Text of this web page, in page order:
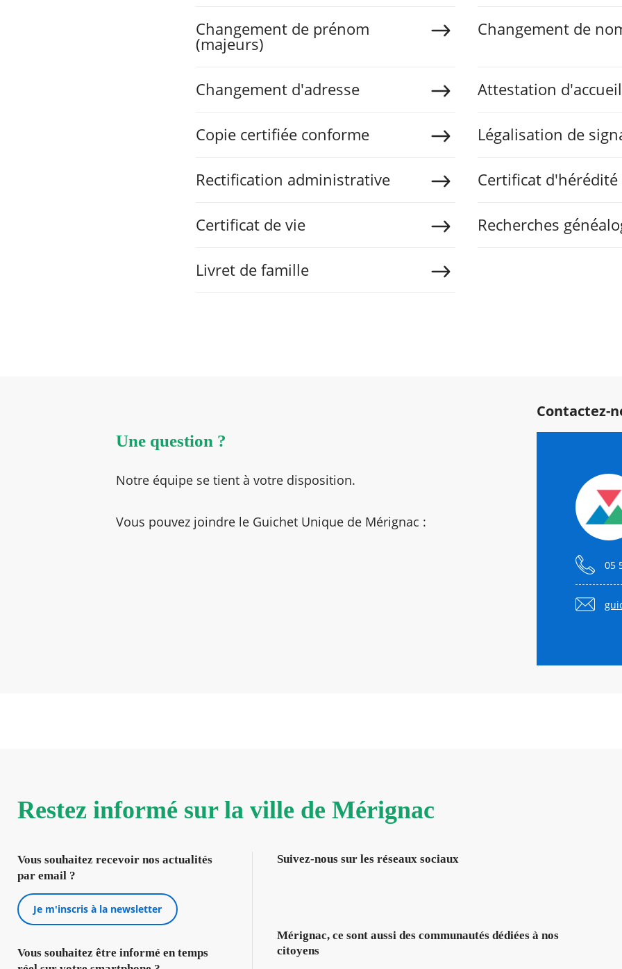
Changement de prénom
(majeurs)
Changement de
Changement d'adresse Attestation d'accueil
Copie certifiée conforme Légalisation de
Rectification administrative Certificat d'hérédité
Certificat de vie Recherches
Livret de famille
Une question ?
Notre équipe se tient à votre disposition.
Vous pouvez joindre le Guichet Unique de Mérignac :
Contactez-
05
Restez informé sur la ville de Mérignac
Vous souhaitez recevoir nos actualités
par email ?
Je m'inscris à la newsletter
Vous souhaitez être informé en temps
Suivez-nous sur les réseaux sociaux
Mérignac, ce sont aussi des communautés dédiées à nos
citoyens